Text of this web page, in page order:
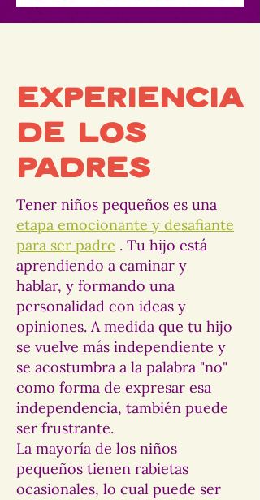
Experiencia
de los
padres
Tener niños pequeños es una
etapa emocionante y desafiante
para ser padre . Tu hijo está
aprendiendo a caminar y
hablar, y formando una
personalidad con ideas y
opiniones. A medida que tu hijo
se vuelve más independiente y
se acostumbra a la palabra "no"
como forma de expresar esa
independencia, también puede
ser frustrante.
La mayoría de los niños
pequeños tienen rabietas
ocasionales, lo cual puede ser